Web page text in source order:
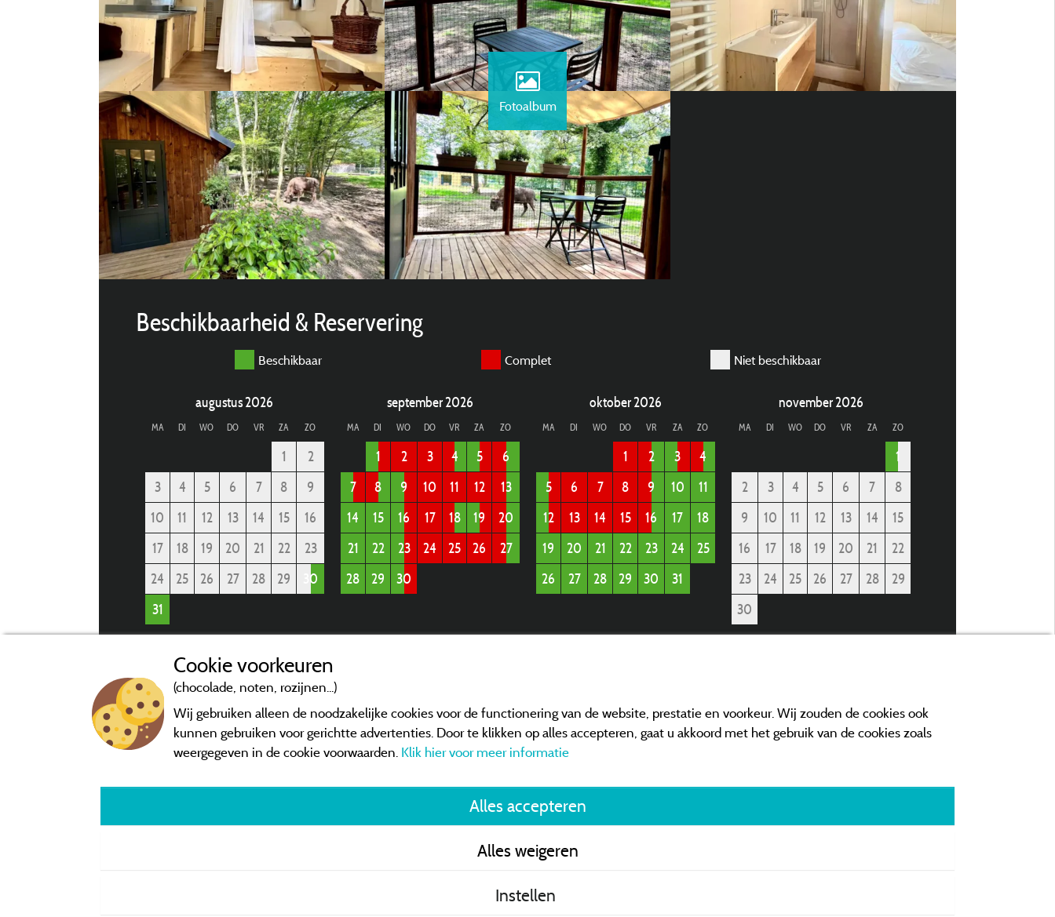
Fotoalbum
Beschikbaarheid & Reservering
Beschikbaar Complet Niet beschikbaar
augustus 2026
MA DI WO DO VR ZA ZO
1
2
3
4 5 6 7 8
9
10
11 12 13 14 15
16
17
18 19 20 21 22
23
24
25 26 27 28 29
30
31
september 2026
MA DI WO DO VR ZA ZO
1 2 3 4 5
6
7
8 9 10 11 12
13
14
15 16 17 18 19
20
21
22 23 24 25 26
27
28
29 30
oktober 2026
MA DI WO DO VR ZA ZO
1 2 3
4
5
6 7 8 9 10
11
12
13 14 15 16 17
18
19
20 21 22 23 24
25
26
27 28 29 30 31
november 2026
MA DI WO DO VR ZA ZO
1
2
3 4 5 6 7
8
9
10 11 12 13 14
15
16
17 18 19 20 21
22
23
24 25 26 27 28
29
30
Services
Cookie voorkeuren
(chocolade, noten, rozijnen...)
Wij gebruiken alleen de noodzakelijke cookies voor de functionering van de website, prestatie en voorkeur. Wij zouden de cookies ook
kunnen gebruiken voor gerichtte advertenties. Door te klikken op alles accepteren, gaat u akkoord met het gebruik van de cookies zoals
weergegeven in de cookie voorwaarden. Klik hier voor meer informatie
Alles accepteren
Alles weigeren
Instellen